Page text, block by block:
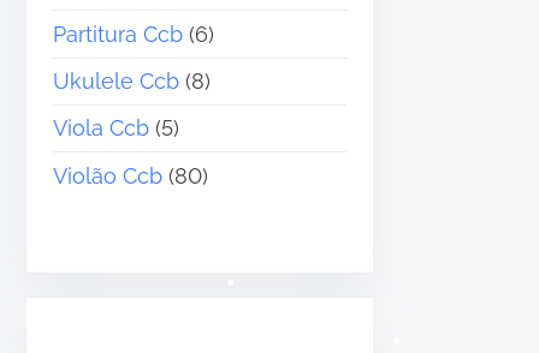
Partitura Ccb (6)
Ukulele Ccb (8)
Viola Ccb (5)
Violão Ccb (80)